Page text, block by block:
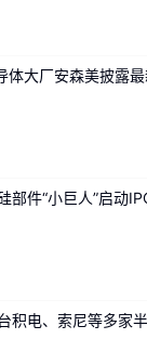
，而面积缩小了1百
其他工艺技术、器
等，也为降低成本
面积的缩小
带来
济意义，远超其技
曝光技术，微缩化
带来的工艺进步来
体大厂安森美披露
部件“小巨人”启动
积电、索尼等多家